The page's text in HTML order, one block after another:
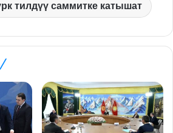
тилдүү саммитке катышат